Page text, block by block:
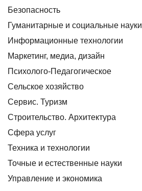
Безопасность
Гуманитарные и социальные науки
Информационные технологии
Маркетинг, медиа, дизайн
Психолого-Педагогическое
Сельское хозяйство
Сервис. Туризм
Строительство. Архитектура
Сфера услуг
Техника и технологии
Точные и естественные науки
Управление и экономика